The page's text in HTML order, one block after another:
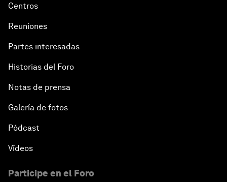
Centros
Reuniones
Partes interesadas
Historias del Foro
Notas de prensa
Galería de fotos
Pódcast
Vídeos
Participe en el Foro